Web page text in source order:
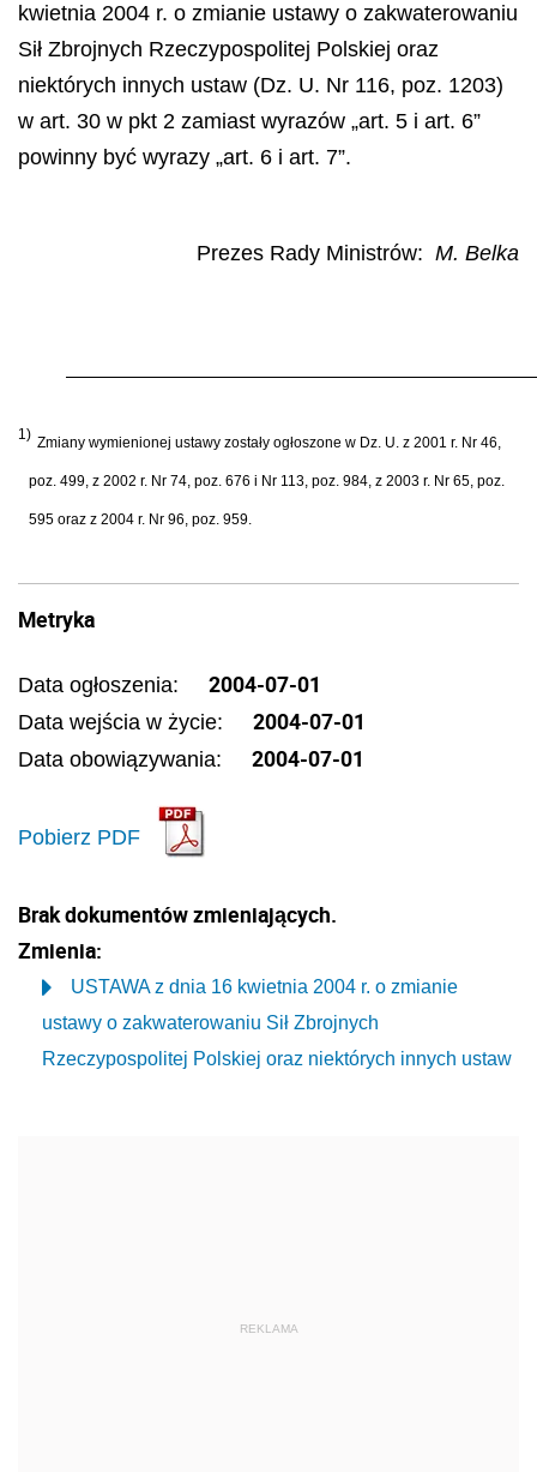
kwietnia 2004 r. o zmianie ustawy o zakwaterowaniu
Sił Zbrojnych Rzeczypospolitej Polskiej oraz
niektórych innych ustaw (Dz. U. Nr 116, poz. 1203)
w art. 30 w pkt 2 zamiast wyrazów „art. 5 i art. 6”
powinny być wyrazy „art. 6 i art. 7”.
Prezes Rady Ministrów: M. Belka
1) Zmiany wymienionej ustawy zostały ogłoszone w Dz. U. z 2001 r. Nr 46,
poz. 499, z 2002 r. Nr 74, poz. 676 i Nr 113, poz. 984, z 2003 r. Nr 65, poz.
595 oraz z 2004 r. Nr 96, poz. 959.
Metryka
Data ogłoszenia: 2004-07-01
Data wejścia w życie: 2004-07-01
Data obowiązywania: 2004-07-01
Pobierz PDF
Brak dokumentów zmieniających.
Zmienia:
USTAWA z dnia 16 kwietnia 2004 r. o zmianie
ustawy o zakwaterowaniu Sił Zbrojnych
Rzeczypospolitej Polskiej oraz niektórych innych ustaw